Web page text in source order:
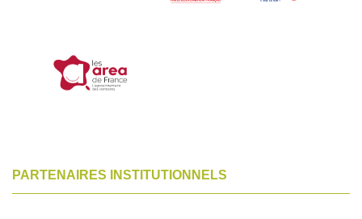
PARTENAIRES INSTITUTIONNELS